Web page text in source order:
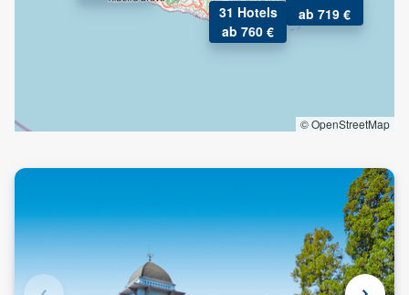
ab 719 €
31 Hotels
ab 760 €
© OpenStreetMap